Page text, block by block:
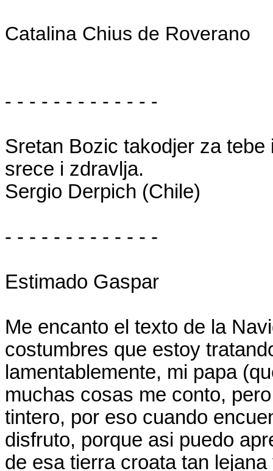
Catalina Chius de Roverano
- - - - - - - - - - - - -
Sretan Bozic takodjer za
srece i zdravlja.
Sergio Derpich (Chile)
- - - - - - - - - - - - -
Estimado Gaspar
Me encanto el texto de la
costumbres que estoy
lamentablemente, mi papa
muchas cosas me conto,
tintero, por eso cuando
disfruto, porque asi puedo
de esa tierra croata tan